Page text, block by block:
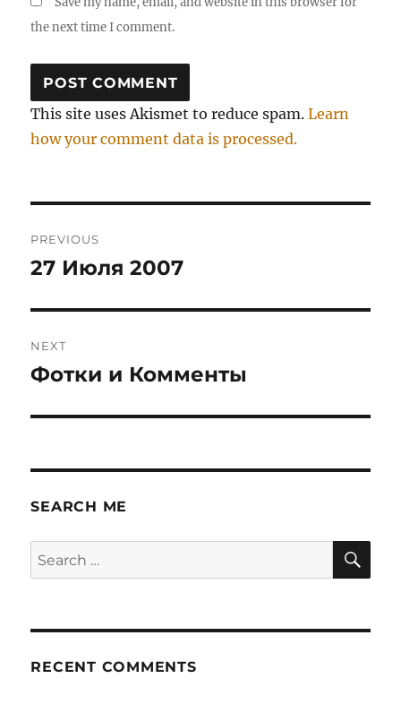
the next time I comment.
This site uses Akismet to reduce spam.Learn
how your comment data is processed.
navigation
PREVIOUS
Previous
27 Июля 2007
NEXT
Next
Фотки и Комменты
SEARCH ME
Search
for:
RECENT COMMENTS